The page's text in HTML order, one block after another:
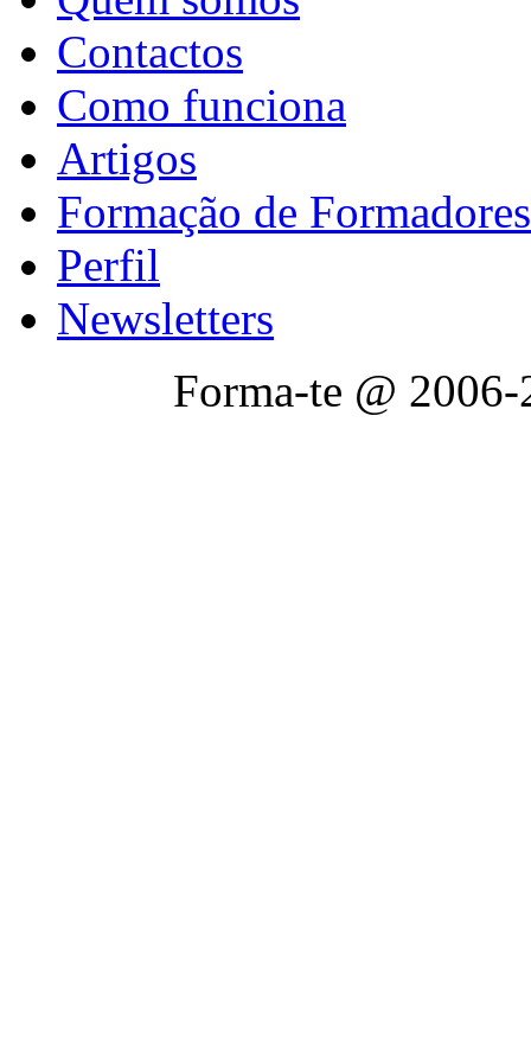
Contactos
Como funciona
Artigos
Formação de Formadores
Perfil
Newsletters
Forma-te @